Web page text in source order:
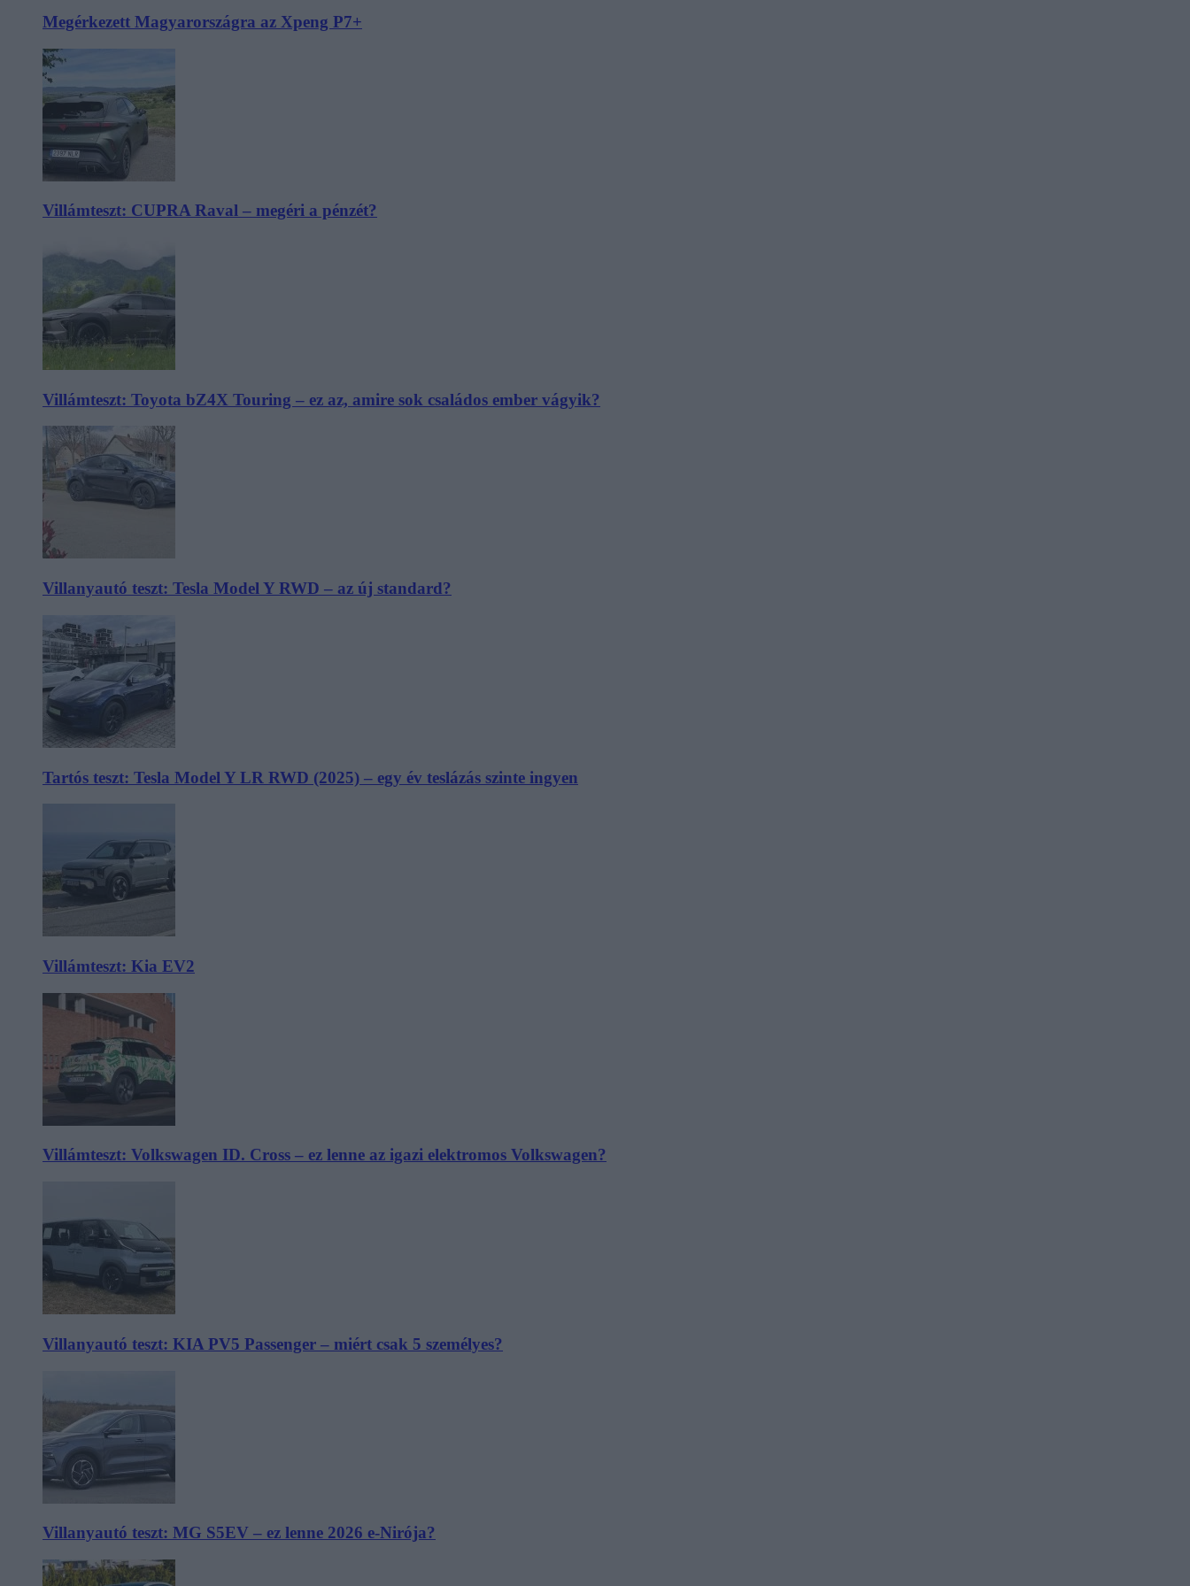
Megérkezett Magyarországra az Xpeng P7+
Villámteszt: CUPRA Raval – megéri a pénzét?
Villámteszt: Toyota bZ4X Touring – ez az, amire sok családos ember vágyik?
Villanyautó teszt: Tesla Model Y RWD – az új standard?
Tartós teszt: Tesla Model Y LR RWD (2025) – egy év teslázás szinte ingyen
Villámteszt: Kia EV2
Villámteszt: Volkswagen ID. Cross – ez lenne az igazi elektromos Volkswagen?
Villanyautó teszt: KIA PV5 Passenger – miért csak 5 személyes?
Villanyautó teszt: MG S5EV – ez lenne 2026 e-Nirója?